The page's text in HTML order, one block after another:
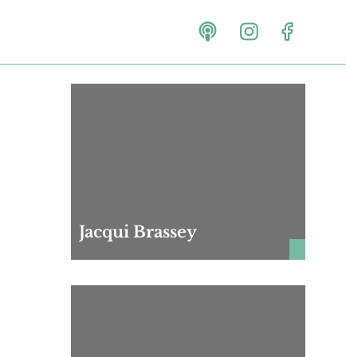
Jacqui Brassey